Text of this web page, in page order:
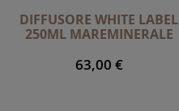
DIFFUSORE WHITE LABEL
250ML MAREMINERALE
63,00 €